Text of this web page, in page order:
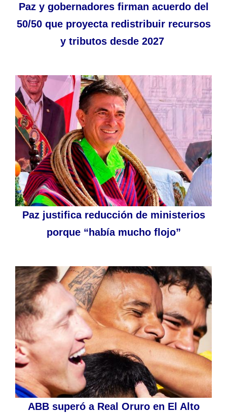
Paz y gobernadores firman acuerdo del
50/50 que proyecta redistribuir recursos
y tributos desde 2027
Paz justifica reducción de ministerios
porque “había mucho flojo”
ABB superó a Real Oruro en El Alto